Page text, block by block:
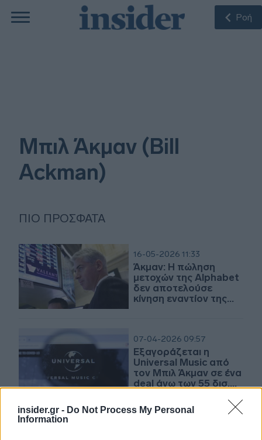
insider.gr - Do Not Process My Personal
Information
Ροή
Μπιλ Άκμαν (Bill
Ackman)
ΠΙΟ ΠΡΌΣΦΑΤΑ
16-05-2026 11:33
Άκμαν: Η πώληση
μετοχών της Alphabet
δεν αποτελούσε
κίνηση εναντίον της
07-04-2026 09:57
Εξαγοράζεται η
Universal Music από
τον Μπιλ Άκμαν σε ένα
deal άνω των 55 δισ.